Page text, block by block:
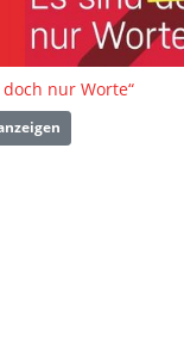
doch nur Worte“